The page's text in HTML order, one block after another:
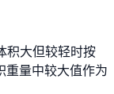
积大但较轻时按
重量中较大值作为